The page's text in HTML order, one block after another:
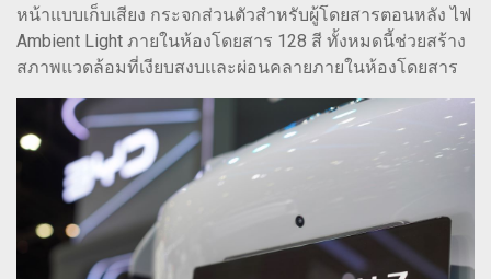
หน้าแบบเก็บเสียง กระจกส่วนตัวสำหรับผู้โดยสารตอนหลัง ไฟ
Ambient Light ภายในห้องโดยสาร 128 สี ทั้งหมดนี้ช่วยสร้าง
สภาพแวดล้อมที่เงียบสงบและผ่อนคลายภายในห้องโดยสาร